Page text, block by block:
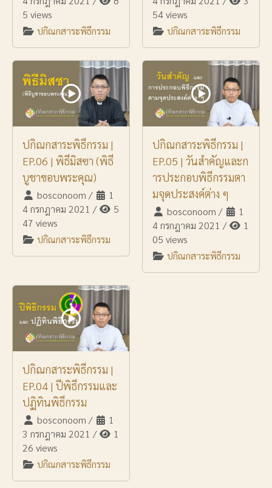
5 views
ปกิณกสาระพิธีกรรม
54 views
ปกิณกสาระพิธีกรรม
ปกิณกสาระพิธีกรรม |
EP.06 | พิธีมิสซา (พิธี
บูชาขอบพระคุณ)
bosconoom /
1
4 กรกฎาคม 2021 /
5
47 views
ปกิณกสาระพิธีกรรม
ปกิณกสาระพิธีกรรม |
EP.05 | วันสำคัญและก
ารประกอบพิธีกรรมตา
มจุดประสงค์ต่าง ๆ
bosconoom /
1
4 กรกฎาคม 2021 /
1
05 views
ปกิณกสาระพิธีกรรม
ปกิณกสาระพิธีกรรม |
EP.04 | ปีพิธีกรรมและ
ปฏิทินพิธีกรรม
bosconoom /
1
3 กรกฎาคม 2021 /
1
26 views
ปกิณกสาระพิธีกรรม